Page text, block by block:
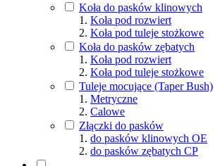
Koła do pasków klinowych
Koła pod rozwiert
Koła pod tuleje stożkowe
Koła do pasków zębatych
Koła pod rozwiert
Koła pod tuleje stożkowe
Tuleje mocujące (Taper Bush)
Metryczne
Calowe
Złączki do pasków
do pasków klinowych OE
do pasków zębatych CP